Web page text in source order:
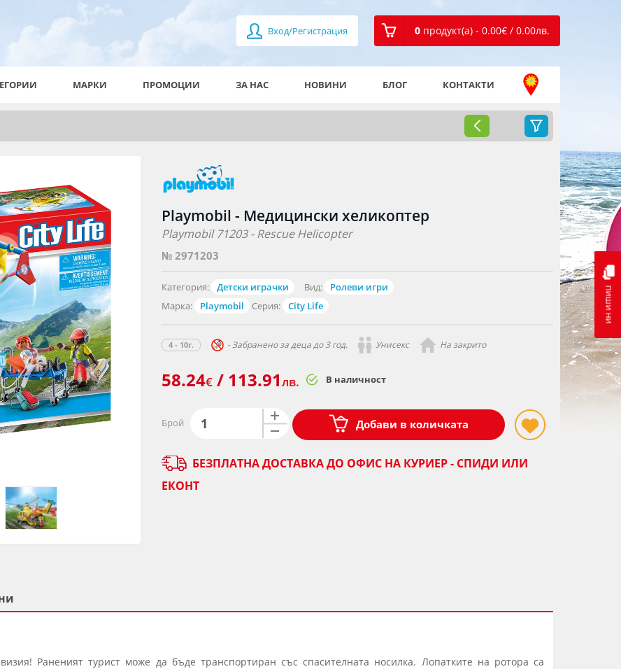
Вход/Регистрация 0 продукт(а) - 0.00€ / 0.00лв.
пиши ни
МАРКИ ПРОМОЦИИ ЗА НАС НОВИНИ БЛОГ КОНТАКТИ
Playmobil - Медицински хеликоптер
Playmobil 71203 - Rescue Helicopter
№ 2971203
Категория: Детски играчки Вид:
Ролеви игри
Марка:
Playmobil Серия: City Life
4 - 10г. - Забранено за деца до 3 год. Унисекс На закрито
58.24€ / 113.91лв. В наличност
Брой Добави в количката
БЕЗПЛАТНА ДОСТАВКА ДО ОФИС НА КУРИЕР - СПИДИ ИЛИ
ЕКОНТ
Раненият турист може да бъде транспортиран със спасителната носилка. Лопатките на ротора са